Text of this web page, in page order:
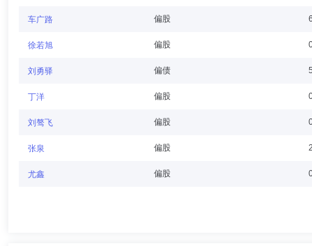
胡婧 学历：硕士
胡婧女士：独立董事，法律硕士、高级工商管理学硕士，无党派人士。
周斌 督察长（督察员）,投资决策委员会成员
周斌先生：督察长，北京大学理学博士，FRM。曾任中国光大银行总
车广路 偏股
徐若旭 偏股
刘勇驿 偏债
丁洋 偏股
刘骜飞 偏股
张泉 偏股
尤鑫 偏股